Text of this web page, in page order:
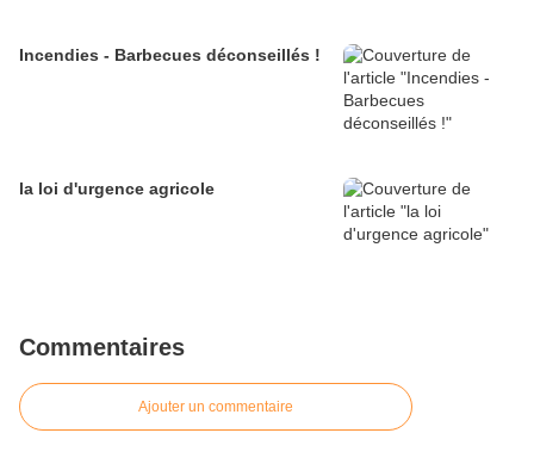
Incendies - Barbecues déconseillés !
la loi d'urgence agricole
Commentaires
Ajouter un commentaire